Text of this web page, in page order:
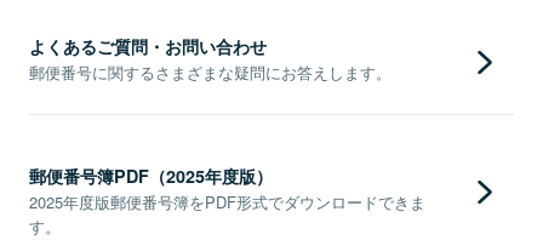
よくあるご質問・お問い合わせ
郵便番号に関するさまざまな疑問にお答えします。
郵便番号簿PDF（2025年度版）
2025年度版郵便番号簿をPDF形式でダウンロードできま
す。